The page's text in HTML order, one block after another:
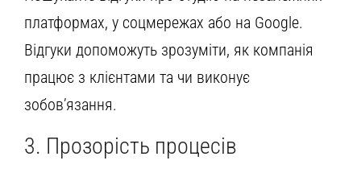
платформах, у соцмережах або на Google.
Відгуки допоможуть зрозуміти, як компанія
працює з клієнтами та чи виконує
зобов’язання.
3. Прозорість процесів